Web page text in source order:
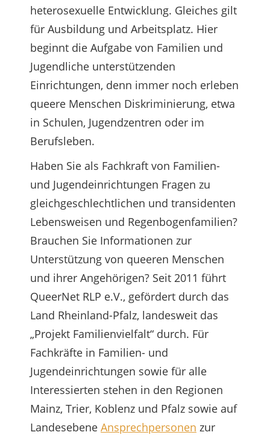
heterosexuelle Entwicklung. Gleiches gilt
für Ausbildung und Arbeitsplatz. Hier
beginnt die Aufgabe von Familien und
Jugendliche unterstützenden
Einrichtungen, denn immer noch erleben
queere Menschen Diskriminierung, etwa
in Schulen, Jugendzentren oder im
Berufsleben.
Haben Sie als Fachkraft von Familien-
und Jugendeinrichtungen Fragen zu
gleichgeschlechtlichen und transidenten
Lebensweisen und Regenbogenfamilien?
Brauchen Sie Informationen zur
Unterstützung von queeren Menschen
und ihrer Angehörigen? Seit 2011 führt
QueerNet RLP e.V., gefördert durch das
Land Rheinland-Pfalz, landesweit das
„Projekt Familienvielfalt“ durch. Für
Fachkräfte in Familien- und
Jugendeinrichtungen sowie für alle
Interessierten stehen in den Regionen
Mainz, Trier, Koblenz und Pfalz sowie auf
Landesebene Ansprechpersonen zur